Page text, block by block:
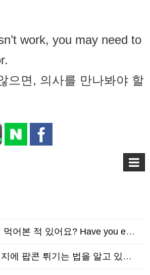
work, you may need to
으면, 의사를 만나봐야 할
적 있어요? Have you ever tried Doenjan…
튀기는 법을 알고 있어요. I know how to micr…